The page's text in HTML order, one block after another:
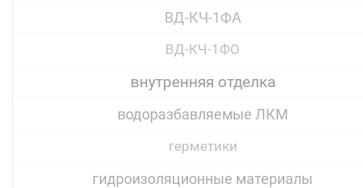
ВД-КЧ-1ФА
ВД-КЧ-1ФО
внутренняя отделка
водоразбавляемые ЛКМ
герметики
гидроизоляционные материалы